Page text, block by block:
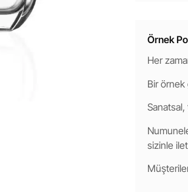
Örnek
Her
Bir örnek
sizinle